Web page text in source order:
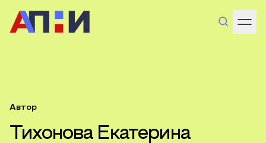
Автор
Тихонова Екатерина